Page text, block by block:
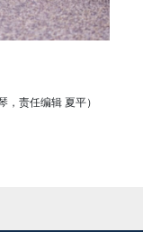
，责任编辑 夏平）